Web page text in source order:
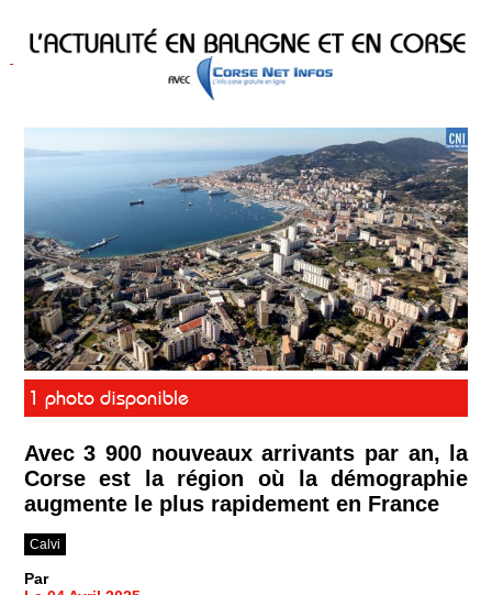
1 photo disponible
Avec 3 900 nouveaux arrivants par an, la
Corse est la région où la démographie
augmente le plus rapidement en France
Calvi
Par